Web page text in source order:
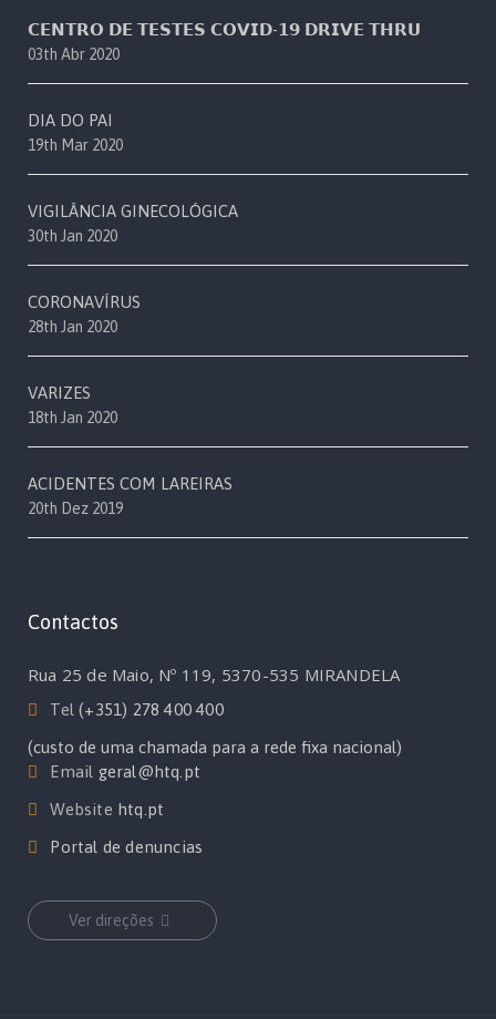
𝗖𝗘𝗡𝗧𝗥𝗢 𝗗𝗘 𝗧𝗘𝗦𝗧𝗘𝗦 𝗖𝗢𝗩𝗜𝗗-𝟭𝟵 𝗗𝗥𝗜𝗩𝗘 𝗧𝗛𝗥𝗨
03th Abr 2020
DIA DO PAI
19th Mar 2020
VIGILÂNCIA GINECOLÓGICA
30th Jan 2020
CORONAVÍRUS
28th Jan 2020
VARIZES
18th Jan 2020
ACIDENTES COM LAREIRAS
20th Dez 2019
Contactos
Rua 25 de Maio, Nº 119, 5370-535 MIRANDELA
Tel(+351) 278 400 400
(custo de uma chamada para a rede fixa nacional)
Email geral@htq.pt
Website htq.pt
Portal de denuncias
Ver direções